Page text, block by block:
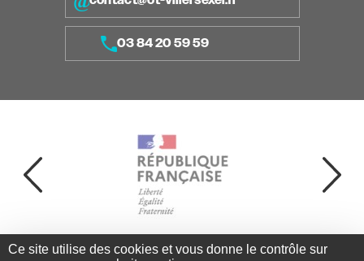
03 84 20 59 59
Ce site utilise des cookies et vous donne le contrôle sur